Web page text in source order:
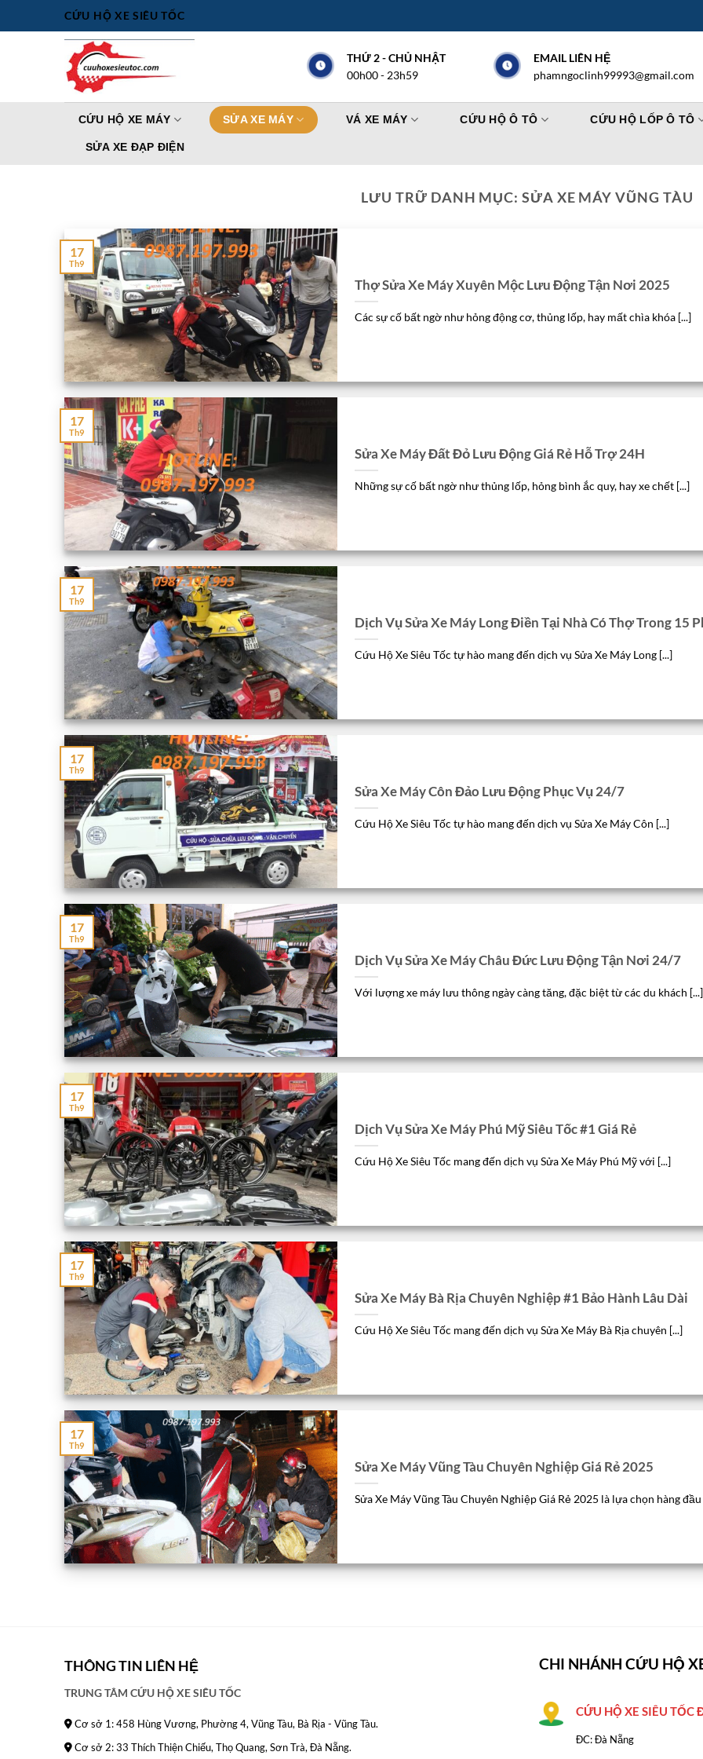
qua
CỨU HỘ XE SIÊU TỐC
THỨ 2 - CHỦ NHẬT
00h00 - 23h59
EMAIL LIÊN HỆ
phamngoclinh99993@gmail.com
CỨU HỘ XE MÁY SỬA XE MÁY VÁ XE MÁY CỨU HỘ Ô TÔ CỨU HỘ LỐP Ô TÔ
SỬA XE ĐẠP ĐIỆN
LƯU TRỮ DANH MỤC:SỬA XE MÁY VŨNG TÀU
Thợ Sửa Xe Máy Xuyên Mộc Lưu Động Tận Nơi 2025
Các sự cố bất ngờ như hỏng động cơ, thủng lốp, hay mất chìa khóa [...]
17
Th9
Sửa Xe Máy Đất Đỏ Lưu Động Giá Rẻ Hỗ Trợ 24H
Những sự cố bất ngờ như thủng lốp, hỏng bình ắc quy, hay xe chết [...]
17
Th9
Dịch Vụ Sửa Xe Máy Long Điền Tại Nhà Có Thợ Trong 15
Cứu Hộ Xe Siêu Tốc tự hào mang đến dịch vụ Sửa Xe Máy Long [...]
17
Th9
Sửa Xe Máy Côn Đảo Lưu Động Phục Vụ 24/7
Cứu Hộ Xe Siêu Tốc tự hào mang đến dịch vụ Sửa Xe Máy Côn [...]
17
Th9
Dịch Vụ Sửa Xe Máy Châu Đức Lưu Động Tận Nơi 24/7
Với lượng xe máy lưu thông ngày càng tăng, đặc biệt từ các du khách [...]
17
Th9
Dịch Vụ Sửa Xe Máy Phú Mỹ Siêu Tốc #1 Giá Rẻ
Cứu Hộ Xe Siêu Tốc mang đến dịch vụ Sửa Xe Máy Phú Mỹ với [...]
17
Th9
Sửa Xe Máy Bà Rịa Chuyên Nghiệp #1 Bảo Hành Lâu Dài
Cứu Hộ Xe Siêu Tốc mang đến dịch vụ Sửa Xe Máy Bà Rịa chuyên [...]
17
Th9
Sửa Xe Máy Vũng Tàu Chuyên Nghiệp Giá Rẻ 2025
Sửa Xe Máy Vũng Tàu Chuyên Nghiệp Giá Rẻ 2025 là lựa chọn hàng đầu
17
Th9
THÔNG TIN LIÊN HỆ
TRUNG TÂM CỨU HỘ XE SIÊU TỐC
Cơ sở 1: 458 Hùng Vương, Phường 4, Vũng Tàu, Bà Rịa - Vũng Tàu.
Cơ sở 2: 33 Thích Thiện Chiếu, Thọ Quang, Sơn Trà, Đà Nẵng.
CHI NHÁNH CỨU HỘ
CỨU HỘ XE SIÊU TỐC
ĐC: Đà Nẵng